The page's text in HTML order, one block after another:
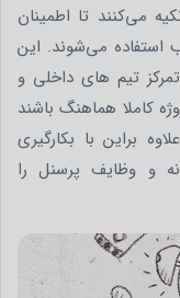
می‌کنند تا اطمینان
استفاده می‌شوند. این
تیم ‌های داخلی و
کاملا هماهنگ باشند
براین با بکارگیری
و وظایف پرسنل را